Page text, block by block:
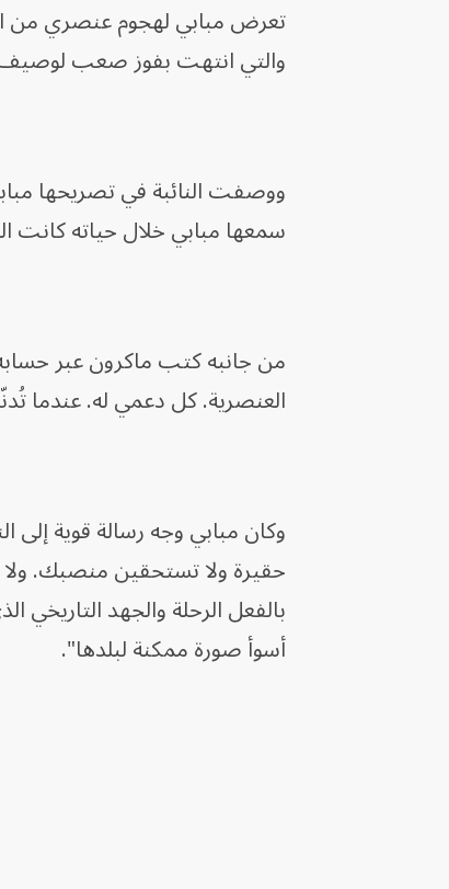
والتي انتهت بفوز صعب لوصيف مونديال 2022 بهدف دون رد سجله
ووصفت النائبة في تصريحها
سمعها مبابي خلال حياته كانت
العنصرية. كل دعمي له. عندما
وكان مبابي وجه رسالة قوية إلى
حقيرة ولا تستحقين منصبك. ولا
بالفعل الرحلة والجهد
أسوأ صورة ممكنة لبلدها".